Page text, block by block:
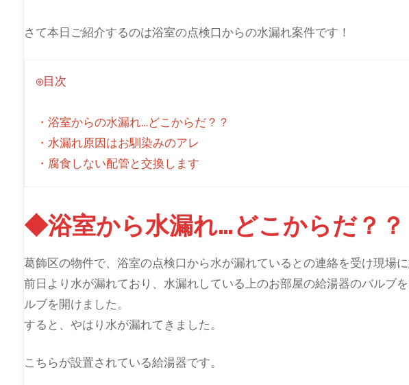
さて本日ご紹介するのは浴室の点検口からの水漏れ案件です！
◎目次
・浴室からの水漏れ…どこからだ？？
・水漏れ原因はお馴染みのアレ
・腐食しない配管と交換します
◆浴室から水漏れ…どこからだ？？
葛飾区の物件で、浴室の点検口から水が漏れているとの連絡を受け現場に
前日より水が漏れており、水漏れしている上のお部屋の給湯器のバルブ
ルブを開けました。
すると、やはり水が漏れてきました。
こちらが設置されている給湯器です。